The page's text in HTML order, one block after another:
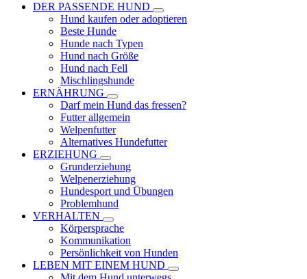
DER PASSENDE HUND
Hund kaufen oder adoptieren
Beste Hunde
Hunde nach Typen
Hund nach Größe
Hund nach Fell
Mischlingshunde
ERNÄHRUNG
Darf mein Hund das fressen?
Futter allgemein
Welpenfutter
Alternatives Hundefutter
ERZIEHUNG
Grunderziehung
Welpenerziehung
Hundesport und Übungen
Problemhund
VERHALTEN
Körpersprache
Kommunikation
Persönlichkeit von Hunden
LEBEN MIT EINEM HUND